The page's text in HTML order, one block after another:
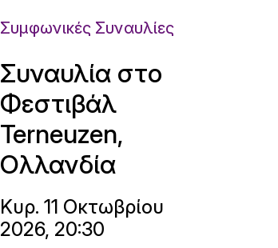
Συμφωνικές Συναυλίες
Συναυλία στο
Φεστιβάλ
Terneuzen,
Ολλανδία
Κυρ. 11 Οκτωβρίου
2026, 20:30